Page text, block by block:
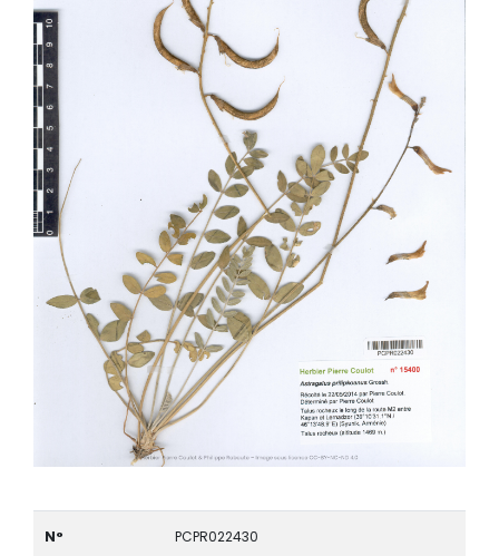
N° PCPR022430